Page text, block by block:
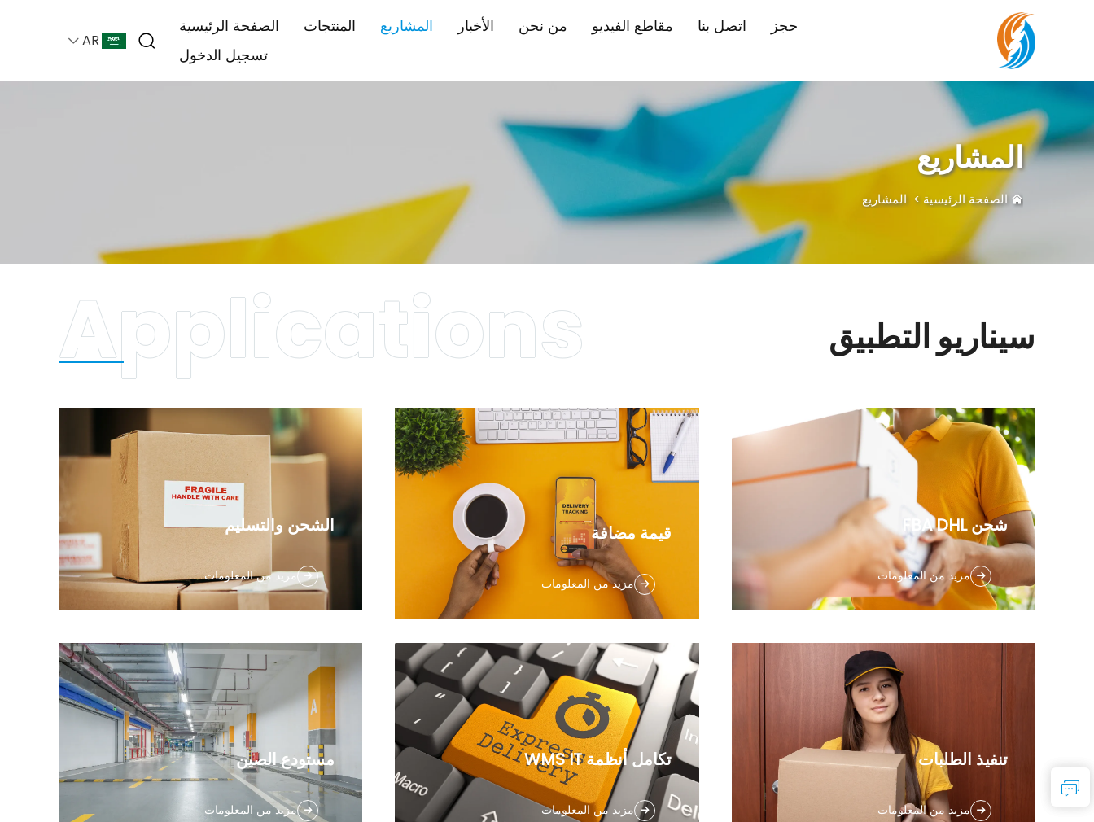
الصفحة الرئيسية المنتجات المشاريع الأخبار من نحن مقاطع الفيديو اتصل بنا
حجز
تسجيل الدخول
AR
المشاريع
الصفحة الرئيسية >المشاريع
سيناريو التطبيق
شحن FBA DHL
المخزن في الصين: Amazon FBA هو المخزن
الرسمي لأمازون خارج البلاد. يوفر Amazon FBA
فقط خدمات التخزين والتوصيل المحلية، لذلك
السلع إلى الخارج إلى المستودعات المحلية لـ
مزيد من المعلومات
قيمة مضافة
بناءً على خدمة الوفاء بالمستودعات مع حلول
شحن جيدة، ستواصل TOBECAN تحسين قدراتها
المهنية والالتزام بجودة الخدمة. وفقًا لاحتياجات
وعملية التشغيل لجعلها أكثر سهولة للعملاء،
وتسليم حزم التجارة الإلكترونية إلى المشترين
حول العالم بشكل أكثر أمانًا وسرعة.
مزيد من المعلومات
الشحن والتسليم
تتوفر حلول شحننا بمجموعة متنوعة من الخيارات
بناءً على سرعة خدمة الشحن. فريقنا المخصص
يقوم دائمًا بمراقبة طرق الشحن واختيار الأفضل
...
مزيد من المعلومات
تنفيذ الطلبات
اختيار وتعبئة الطلبات - عملية البضائع وإنشاء
الشحنات - إدارة متعددة للحسابات: ندرب
مزيد من المعلومات
تكامل أنظمة WMS IT
بناءً على نظام WMS الخاص بنا، يمكنك الحصول
على جميع البيانات في نظام واحد: سجل الواردات
مزيد من المعلومات
مستودع الصين
استلام المستودع - الفحص والتسمية والتخزين -
مزيد من المعلومات